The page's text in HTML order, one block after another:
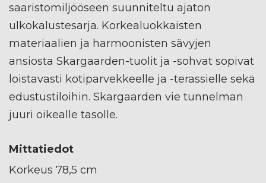
saaristomiljööseen suunniteltu ajaton
ulkokalustesarja. Korkealuokkaisten
materiaalien ja harmoonisten sävyjen
ansiosta Skargaarden-tuolit ja -sohvat sopivat
loistavasti kotiparvekkeelle ja -terassielle sekä
edustustiloihin. Skargaarden vie tunnelman
juuri oikealle tasolle.
Mittatiedot
Korkeus 78,5 cm